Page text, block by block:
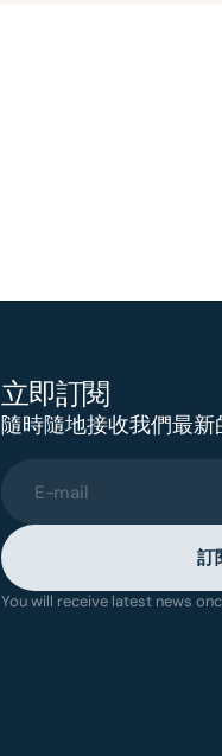
立即訂閱
隨時隨地接收我們最
E-mail
訂
You will receive latest news